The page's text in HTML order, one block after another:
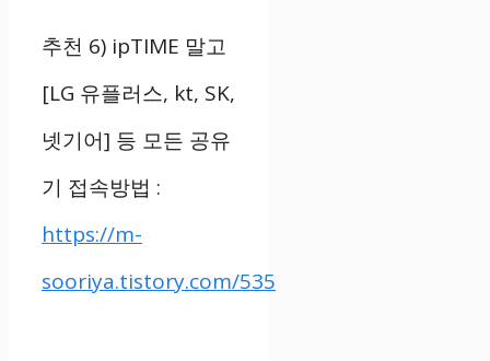
추천 6) ipTIME 말고
[LG 유플러스, kt, SK,
넷기어] 등 모든 공유
기 접속방법 :
https://m-
sooriya.tistory.com/535